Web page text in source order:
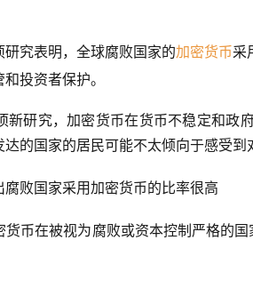
研究表明，全球腐败国家的加密货币采
投资者保护。
新研究，加密货币在货币不稳定和政
的国家的居民可能不太倾向于感受到
败国家采用加密货币的比率很高
币在被视为腐败或资本控制严格的